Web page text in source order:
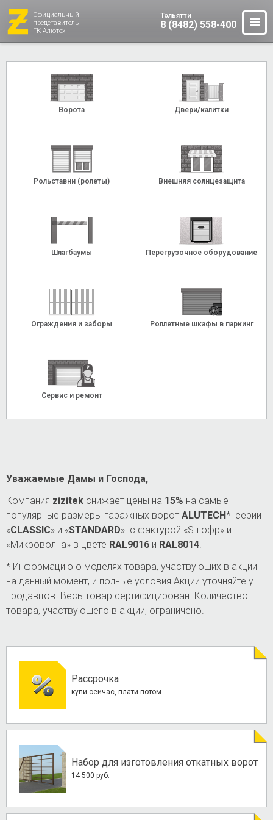
Официальный
представитель
ГК Алютех
Тольятти
8 (8482) 558-400
Ворота Двери/калитки
Рольставни (ролеты) Внешняя солнцезащита
Шлагбаумы Перегрузочное оборудование
Ограждения и заборы Роллетные шкафы в паркинг
Сервис и ремонт
Уважаемые Дамы и Господа,
Компания zizitek снижает цены на 15% на самые
популярные размеры гаражных ворот ALUTECH* серии
«CLASSIC» и «STANDARD» с фактурой «S-гофр» и
«Микроволна» в цвете RAL9016 и RAL8014.
* Информацию о моделях товара, участвующих в акции
на данный момент, и полные условия Акции уточняйте у
продавцов. Весь товар сертифицирован. Количество
товара, участвующего в акции, ограничено.
Рассрочка
купи сейчас, плати потом
Набор для изготовления откатных ворот
14 500 руб.